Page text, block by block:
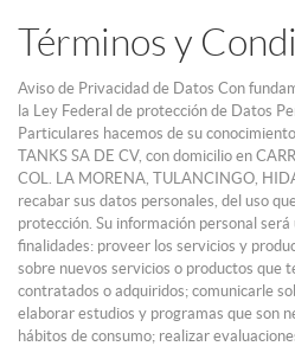
Términos y
Aviso de Privacidad de Datos Con
la Ley Federal de protección de Datos
Particulares hacemos de su
TANKS SA DE CV, con domicilio en
COL. LA MORENA, TULANCINGO,
recabar sus datos personales, del uso
protección. Su información personal
finalidades: proveer los servicios y
sobre nuevos servicios o productos que
contratados o adquiridos; comunicarle
elaborar estudios y programas que son
hábitos de consumo; realizar